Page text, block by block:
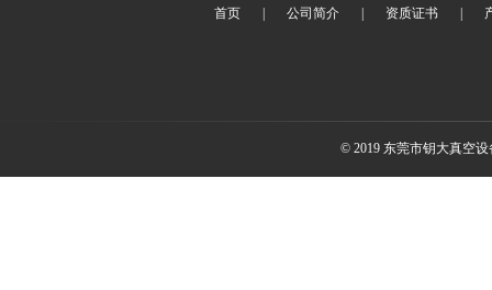
首页 公司简介 资质证书
© 2019 东莞市钥大真空